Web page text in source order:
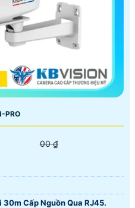
PRO
00 ₫
30m Cấp Nguồn Qua RJ45.